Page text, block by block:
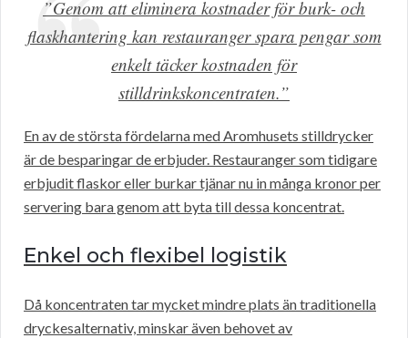
”Genom att eliminera kostnader för burk- och
flaskhantering kan restauranger spara pengar som
enkelt täcker kostnaden för
stilldrinkskoncentraten.”
En av de största fördelarna med Aromhusets stilldrycker
är de besparingar de erbjuder. Restauranger som tidigare
erbjudit flaskor eller burkar tjänar nu in många kronor per
servering bara genom att byta till dessa koncentrat.
Enkel och flexibel logistik
Då koncentraten tar mycket mindre plats än traditionella
dryckesalternativ, minskar även behovet av